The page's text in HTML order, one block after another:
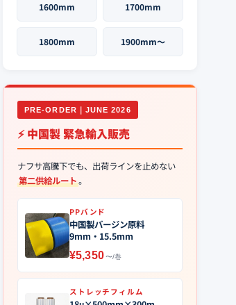
1600mm 1700mm
1800mm 1900mm〜
PRE-ORDER｜JUNE 2026
⚡ 中国製 緊急輸入販売
ナフサ高騰下でも、出荷ラインを止めない
第二供給ルート。
PPバンド
中国製バージン原料
9mm・15.5mm
¥5,350〜/巻
ストレッチフィルム